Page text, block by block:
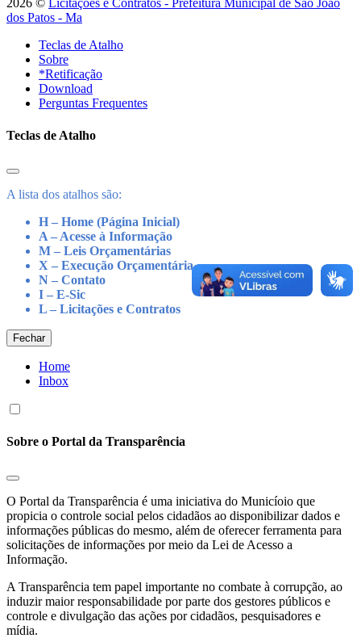
2026 © Licitações e Contratos - Prefeitura Municipal de São João
dos Patos - Ma
Teclas de Atalho
Sobre
*Retificação
Download
Perguntas Frequentes
Teclas de Atalho
A lista dos atalhos são:
H – Home (Página Inicial)
A – Acesse à Informação
M – Leis Orçamentárias
X – Execução Orçamentária
N – Contato
I – E-Sic
L – Licitações e Contratos
Fechar
Home
Inbox
Sobre o Portal da Transparência
O Portal da Transparência é uma iniciativa do Municíoio que
propicia o controle social pelos cidadãos ao disponibilizar dados e
informações públicas do mesmo, além de oferecer ferramenta para
solicitações de informações por meio da Lei de Acesso a
Informação.
A Transparência tem papel importante no combate à corrupção, ao
induzir maior responsabilidade por parte dos gestores públicos e
controle e divulgação das ações por cidadãos, pesquisadores e
mídia.